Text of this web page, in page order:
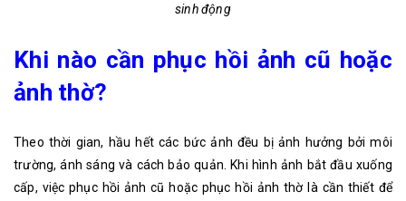
sinh động
Khi nào cần phục hồi ảnh cũ hoặc
ảnh thờ?
Theo thời gian, hầu hết các bức ảnh đều bị ảnh hưởng bởi môi
trường, ánh sáng và cách bảo quản. Khi hình ảnh bắt đầu xuống
cấp, việc phục hồi ảnh cũ hoặc phục hồi ảnh thờ là cần thiết để